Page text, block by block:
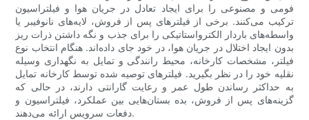
فومی و مصنوعی را برای ایجاد تعادل در جریان هوا و فیلتراسیون
ترکیب می‌کنند. برخی از فیلترهای پس از فروش، لایه‌های نانوفیبر یا
واسطه‌های باردار الکترواستاتیکی را برای جذب و نگه داشتن ذرات ریز
بدون ایجاد اختلال در جریان هوا، در خود جای داده‌اند. هنگام انتخاب نوع
فیلتر، مشخصات کارخانه، محیط رانندگی و تمایل به نگهداری وسیله
نقلیه خود را در نظر بگیرید. فیلترهای توصیه شده توسط کارخانه تمایل
به حداکثر رساندن طول عمر و رعایت گارانتی دارند، در حالی که
گزینه‌های پس از فروش، بده بستان‌هایی بین عملکرد، فیلتراسیون و
دفعات سرویس ارائه می‌دهند.